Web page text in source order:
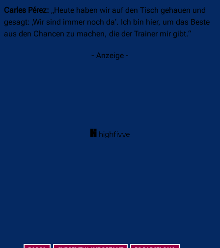
Carles Pérez: „Heute haben wir auf den Tisch gehauen und
gesagt: ‚Wir sind immer noch da‘. Ich bin hier, um das Beste
aus den Chancen zu machen, die der Trainer mir gibt.“
- Anzeige -